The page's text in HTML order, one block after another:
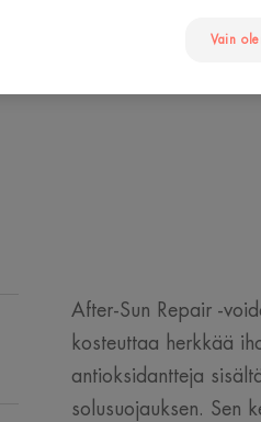
After-Sun Repair -
kosteuttaa herkkää
antioksidantteja
solusuojauksen. Sen
Vain